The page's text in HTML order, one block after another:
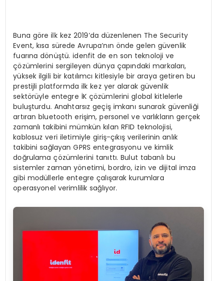
Buna göre ilk kez 2019’da düzenlenen The Security
Event, kısa sürede Avrupa’nın önde gelen güvenlik
fuarına dönüştü. idenfit de en son teknoloji ve
çözümlerini sergileyen dünya çapındaki markaları,
yüksek ilgili bir katılımcı kitlesiyle bir araya getiren bu
prestijli platformda ilk kez yer alarak güvenlik
sektörüyle entegre İK çözümlerini global kitlelerle
buluşturdu. Anahtarsız geçiş imkanı sunarak güvenliği
artıran bluetooth erişim, personel ve varlıkların gerçek
zamanlı takibini mümkün kılan RFID teknolojisi,
kablosuz veri iletimiyle giriş-çıkış verilerinin anlık
takibini sağlayan GPRS entegrasyonu ve kimlik
doğrulama çözümlerini tanıttı. Bulut tabanlı bu
sistemler zaman yönetimi, bordro, izin ve dijital imza
gibi modüllerle entegre çalışarak kurumlara
operasyonel verimlilik sağlıyor.